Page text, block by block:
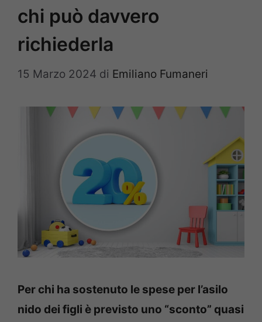
chi può davvero
richiederla
15 Marzo 2024 di Emiliano Fumaneri
Per chi ha sostenuto le spese per l’asilo
nido dei figli è previsto uno “sconto” quasi